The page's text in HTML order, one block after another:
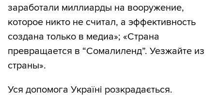
заработали миллиарды на вооружение,
которое никто не считал, а эффективность
создана только в медиа»; «Страна
превращается в “Сомалиленд”. Уезжайте из
страны».
Уся допомога Україні розкрадається.